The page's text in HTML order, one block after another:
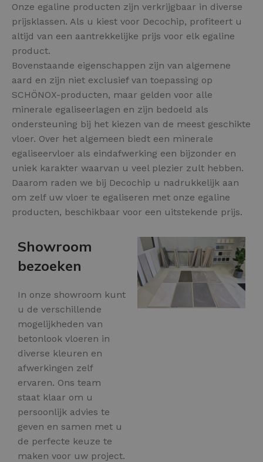
Onze egaline producten zijn verkrijgbaar in diverse
prijsklassen. Als u kiest voor Decochip, profiteert u
altijd van een aantrekkelijke prijs voor elk egaline
product.
Bovenstaande eigenschappen zijn van algemene
aard en zijn niet exclusief van toepassing op
SCHÖNOX-producten, maar gelden voor alle
minerale egaliseerlagen en zijn bedoeld als
ondersteuning bij het kiezen van de meest geschikte
vloer. Over het algemeen biedt een minerale
egaliseervloer als eindafwerking een bijzonder en
uniek karakter waarvan u veel plezier zult hebben.
Daarom raden we bij Decochip u nadrukkelijk aan
om zelf uw vloer te egaliseren met onze egaline
producten, beschikbaar voor een uitstekende prijs.
Showroom
bezoeken
In onze showroom kunt
u de verschillende
mogelijkheden van
betonlook vloeren in
diverse kleuren en
afwerkingen zelf
ervaren. Ons team
staat klaar om u
persoonlijk advies te
geven en samen met u
de perfecte keuze te
maken voor uw project.